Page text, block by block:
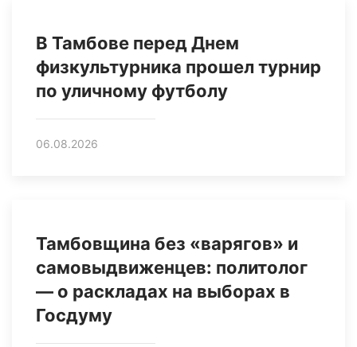
В Тамбове перед Днем
физкультурника прошел турнир
по уличному футболу
06.08.2026
Тамбовщина без «варягов» и
самовыдвиженцев: политолог
— о раскладах на выборах в
Госдуму